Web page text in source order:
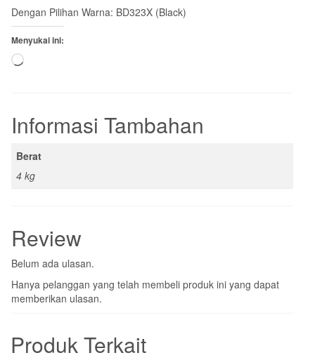
Dengan Pilihan Warna: BD323X (Black)
Menyukai ini:
Memuat...
Informasi Tambahan
Berat
4 kg
Review
Belum ada ulasan.
Hanya pelanggan yang telah membeli produk ini yang dapat
memberikan ulasan.
Produk Terkait